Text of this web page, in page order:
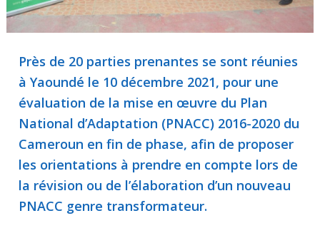
Près de 20 parties prenantes se sont réunies
à Yaoundé le 10 décembre 2021, pour une
évaluation de la mise en œuvre du Plan
National d’Adaptation (PNACC) 2016-2020 du
Cameroun en fin de phase, afin de proposer
les orientations à prendre en compte lors de
la révision ou de l’élaboration d’un nouveau
PNACC genre transformateur.